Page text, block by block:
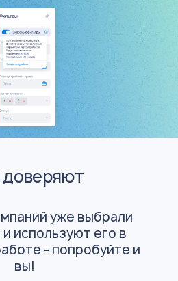
уже выбрали
используют его в
- попробуйте и
вы!